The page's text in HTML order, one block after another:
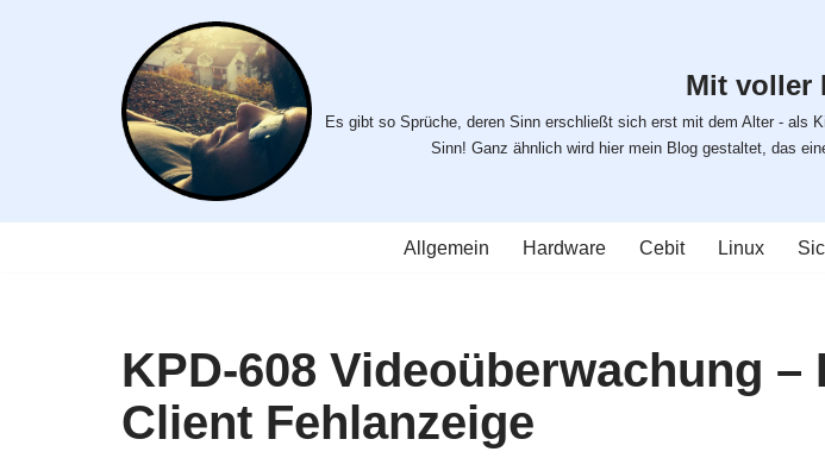
Mit voller
Es gibt so Sprüche, deren Sinn erschließt sich erst mit dem Alter - als
Sinn! Ganz ähnlich wird hier mein Blog gestaltet, das
Allgemein Hardware Cebit Linux
KPD-608 Videoüberwachung –
Client Fehlanzeige